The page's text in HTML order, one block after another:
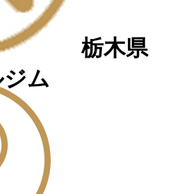
栃木県
ム